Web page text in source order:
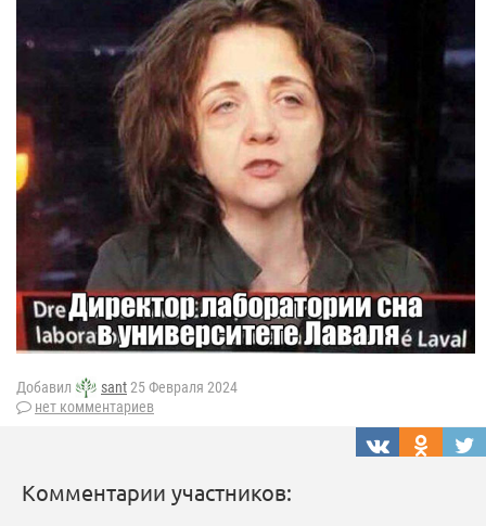
Добавил sant25 Февраля 2024
нет комментариев
Комментарии участников: